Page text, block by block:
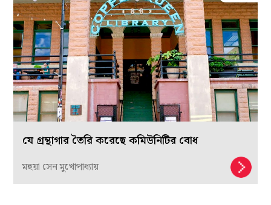
যে গ্রন্থাগার তৈরি করেছে কমিউনিটির বোধ
মহুয়া সেন মুখোপাধ্যায়